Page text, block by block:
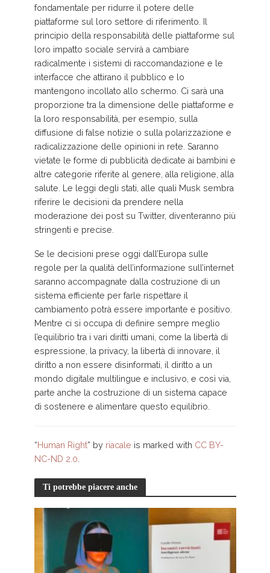
fondamentale per ridurre il potere delle
piattaforme sul loro settore di riferimento. Il
principio della responsabilità delle piattaforme sul
loro impatto sociale servirà a cambiare
radicalmente i sistemi di raccomandazione e le
interfacce che attirano il pubblico e lo
mantengono incollato allo schermo. Ci sarà una
proporzione tra la dimensione delle piattaforme e
la loro responsabilità, per esempio, sulla
diffusione di false notizie o sulla polarizzazione e
radicalizzazione delle opinioni in rete. Saranno
vietate le forme di pubblicità dedicate ai bambini e
altre categorie riferite al genere, alla religione, alla
salute. Le leggi degli stati, alle quali Musk sembra
riferire le decisioni da prendere nella
moderazione dei post su Twitter, diventeranno più
stringenti e precise.
Se le decisioni prese oggi dall’Europa sulle
regole per la qualità dell’informazione sull’internet
saranno accompagnate dalla costruzione di un
sistema efficiente per farle rispettare il
cambiamento potrà essere importante e positivo.
Mentre ci si occupa di definire sempre meglio
l’equilibrio tra i vari diritti umani, come la libertà di
espressione, la privacy, la libertà di innovare, il
diritto a non essere disinformati, il diritto a un
mondo digitale multilingue e inclusivo, e così via,
parte anche la costruzione di un sistema capace
di sostenere e alimentare questo equilibrio.
“Human Right” by riacale is marked with CC BY-
NC-ND 2.0.
Ti potrebbe piacere anche